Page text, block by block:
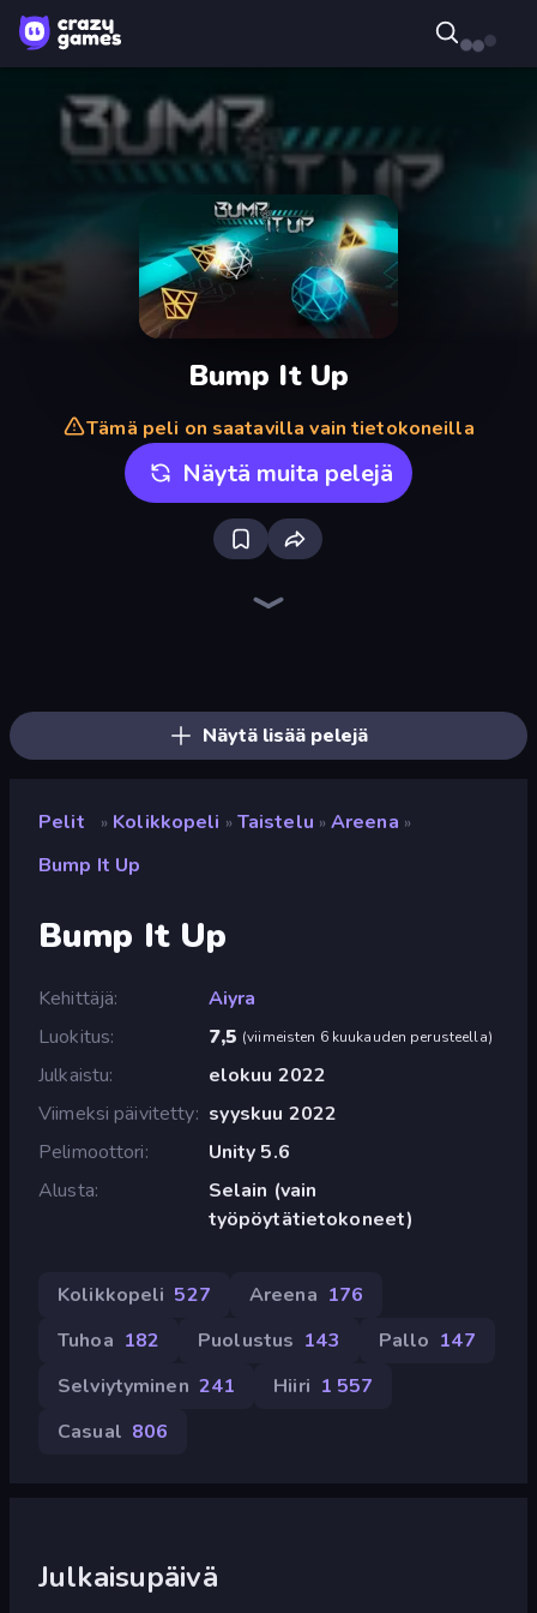
Bump It Up
Tämä peli on saatavilla vain tietokoneilla
Näytä muita pelejä
Näytä lisää pelejä
Pelit » Kolikkopeli » Taistelu » Areena »
Bump It Up
Bump It Up
Kehittäjä
Aiyra
Luokitus
7,5 (viimeisten 6 kuukauden perusteella)
Julkaistu
elokuu 2022
Viimeksi päivitetty syyskuu 2022
Pelimoottori
Unity 5.6
Alusta
Selain (vain
työpöytätietokoneet)
Kolikkopeli 527 Areena 176
Tuhoa 182 Puolustus 143 Pallo 147
Selviytyminen 241 Hiiri 1 557
Casual 806
Julkaisupäivä